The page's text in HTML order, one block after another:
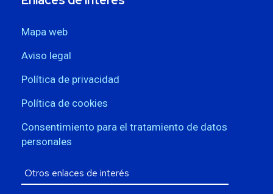
Mapa web
Aviso legal
Política de privacidad
Política de cookies
Consentimiento para el tratamiento de datos
personales